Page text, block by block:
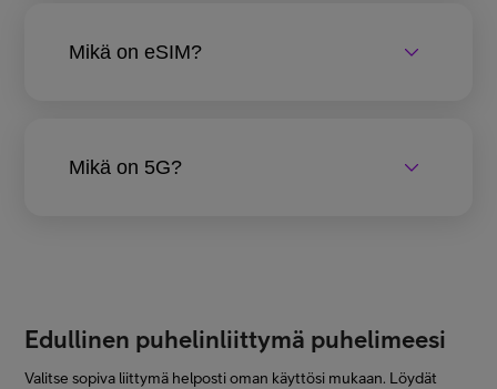
Mikä on eSIM?
Mikä on 5G?
Edullinen puhelinliittymä puhelimeesi
Valitse sopiva liittymä helposti oman käyttösi mukaan. Löydät